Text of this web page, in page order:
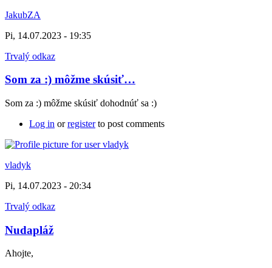
JakubZA
Pi, 14.07.2023 - 19:35
Trvalý odkaz
Som za :) môžme skúsiť…
Som za :) môžme skúsiť dohodnúť sa :)
Log in orregisterto post comments
vladyk
Pi, 14.07.2023 - 20:34
Trvalý odkaz
Nudapláž
Ahojte,